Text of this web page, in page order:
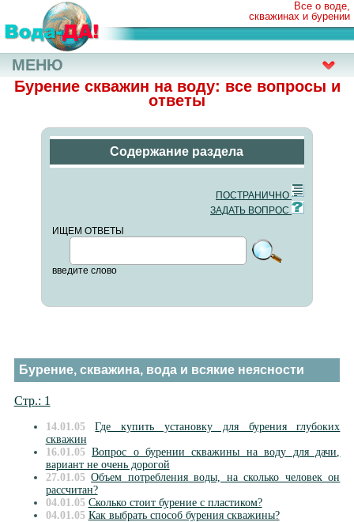
Все о воде,
скважинах и бурении
Бурение скважин на воду: все вопросы и
ответы
Содержание раздела
ПОСТРАНИЧНО
ЗАДАТЬ ВОПРОС
ИЩЕМ ОТВЕТЫ
введите слово
Бурение, скважина, вода и всякие неясности
Стр.: 1
14.01.05
Где купить установку для бурения глубоких
скважин
16.01.05 Вопрос о бурении скважины на воду для дачи,
вариант не очень дорогой
27.01.05 Объем потребления воды, на сколько человек он
рассчитан?
04.01.05 Сколько стоит бурение с пластиком?
04.01.05 Как выбрать способ бурения скважины?
МЕНЮ